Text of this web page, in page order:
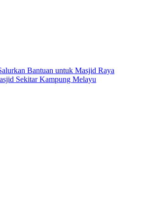
Bantuan untuk Masjid Raya
Sekitar Kampung Melayu